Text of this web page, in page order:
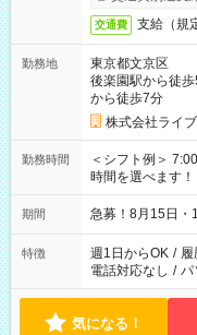
交通費 支給（規
勤務地
東京都文京区
後楽園駅から徒
から徒歩7分
株式会社ライ
勤務時間
＜シフト例＞ 7:00～23:00
時間を選べます
期間 急募！8月15日・
特徴 週1日からOK / 履
電話対応なし / パ
気になる！